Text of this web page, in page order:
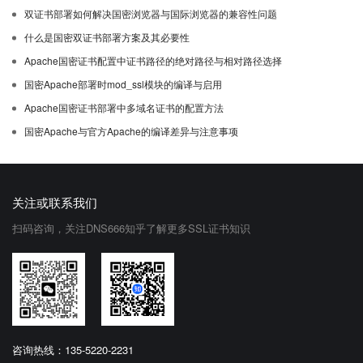
双证书部署如何解决国密浏览器与国际浏览器的兼容性问题
什么是国密双证书部署方案及其必要性
Apache国密证书配置中证书路径的绝对路径与相对路径选择
国密Apache部署时mod_ssl模块的编译与启用
Apache国密证书部署中多域名证书的配置方法
国密Apache与官方Apache的编译差异与注意事项
关注或联系我们
扫码咨询，关注DNS666知乎了解更多SSL证书知识
咨询热线：135-5220-2231